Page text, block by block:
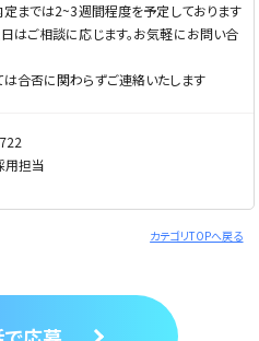
定までは2~3週間程度を予定しております
はご相談に応じます。お気軽にお問い合
合否に関わらずご連絡いたします
担当
カテゴリTOPへ戻る